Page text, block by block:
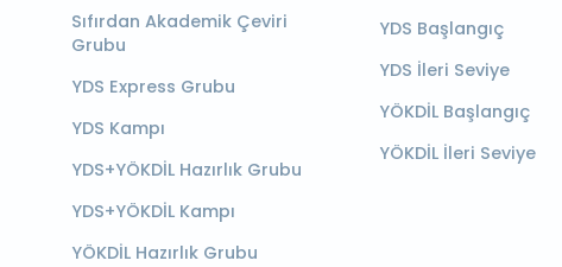
Sıfırdan Akademik Çeviri
Grubu
YDS Express Grubu
YDS Kampı
YDS+YÖKDİL Hazırlık Grubu
YDS+YÖKDİL Kampı
YÖKDİL Hazırlık Grubu
YDS Başlangıç
YDS İleri Seviye
YÖKDİL Başlangıç
YÖKDİL İleri Seviye